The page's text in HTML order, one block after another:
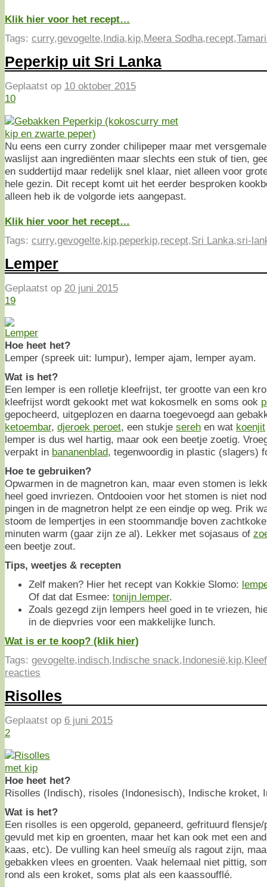
Klik hier voor het recept…
Tags: curry,gevogelte,India,kip,Meera Sodha,recept,
Peperkip uit Sri Lanka
Geplaatst op 10 oktober 2015
10
Nu eens een curry zonder chilipeper maar met
waslijst aan ingrediënten maar slechts een stuk of tien,
en suddertijd maar redelijk snel klaar, niet alleen voor
hele gezin. Dit recept komt uit het eerder besproken
alleen heb ik de volgorde iets aangepast.
Klik hier voor het recept…
Tags: curry,gevogelte,kip,peperkip,recept,Sri Lanka,sri-
Lemper
Geplaatst op 20 juni 2015
19
Hoe heet het?
Lemper (spreek uit: lumpur), lemper ajam, lemper ayam.
Wat is het?
Een lemper is een rolletje kleefrijst, ter grootte van een
kleefrijst wordt gekookt met wat kokosmelk en soms ook
gepocheerd, uitgeplozen en daarna toegevoegd aan
ketoembar, djeroek peroet, een stukje sereh en wat koenjit
lemper is dus wel hartig, maar ook een beetje zoetig.
verpakt in bananenblad, tegenwoordig in plastic (slagers)
Hoe te gebruiken?
Opwarmen in de magnetron kan, maar even stomen is
heel goed invriezen. Ontdooien voor het stomen is niet
pingen in de magnetron helpt ze een eindje op weg. Prik
stoom de lempertjes in een stoommandje boven
minuten warm (gaar zijn ze al). Lekker met sojasaus of
een beetje zout.
Tips, weetjes & recepten
Zelf maken? Hier het recept van Kokkie Slomo:
Of dat dat Esmee: tonijn lemper.
Zoals gezegd zijn lempers heel goed in te vriezen,
in de diepvries voor een makkelijke lunch.
Wat is er te koop? (klik hier)
Tags: gevogelte,indisch,Indische snack,Indonesië,kip,
reacties
Risolles
Geplaatst op 6 juni 2015
2
Hoe heet het?
Risolles (Indisch), risoles (Indonesisch), Indische kroket,
Wat is het?
Een risolles is een opgerold, gepaneerd, gefrituurd
gevuld met kip en groenten, maar het kan ook met een
kaas, etc). De vulling kan heel smeuïg als ragout zijn,
gebakken vlees en groenten. Vaak helemaal niet pittig,
rond als een kroket, soms plat als een kaassoufflé.